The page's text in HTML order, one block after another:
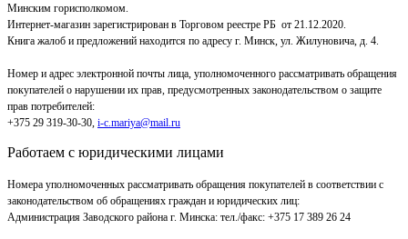
Минским горисполкомом.
Интернет-магазин зарегистрирован в Торговом реестре РБ от 21.12.2020.
Книга жалоб и предложений находится по адресу г. Минск, ул. Жилуновича, д. 4.
Номер и адрес электронной почты лица, уполномоченного рассматривать обращения
покупателей о нарушении их прав, предусмотренных законодательством о защите
прав потребителей:
+375 29 319-30-30, i-c.mariya@mail.ru
Работаем с юридическими лицами
Номера уполномоченных рассматривать обращения покупателей в соответствии с
законодательством об обращениях граждан и юридических лиц:
Администрация Заводского района г. Минска: тел./факс: +375 17 389 26 24